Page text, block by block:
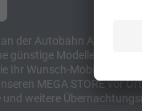
der Autobahn A8
günstige Modelle
Ihr Wunsch-Mobil und
MEGA STORE vor
weitere